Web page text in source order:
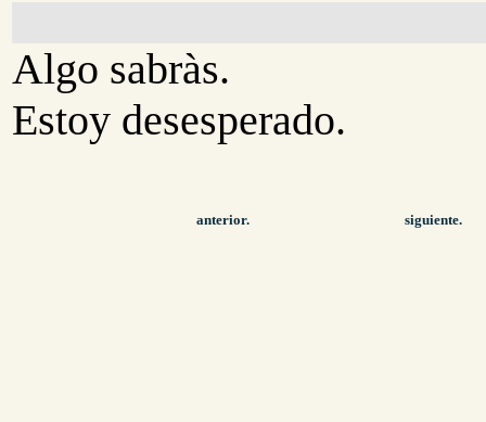
Algo sabràs.
Estoy desesperado.
anterior. siguiente.